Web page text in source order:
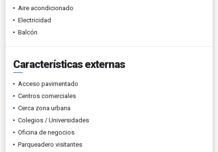
Aire acondicionado
Electricidad
Balcón
Características externas
Acceso pavimentado
Centros comerciales
Cerca zona urbana
Colegios / Universidades
Oficina de negocios
Parqueadero visitantes